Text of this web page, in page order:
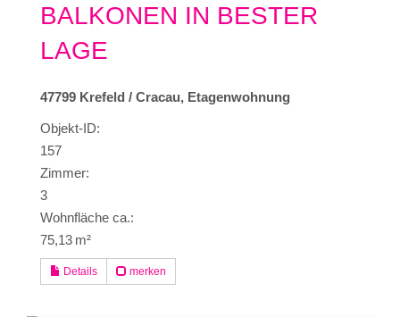
BALKONEN IN BESTER
LAGE
47799 Krefeld / Cracau, Etagenwohnung
Objekt-ID:
157
Zimmer:
3
Wohnfläche ca.:
75,13 m²
Details merken